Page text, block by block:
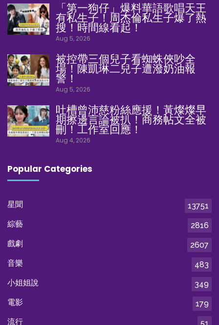
「第一狗仔」爆料華語歌唱天王
有私生子！周杰倫私生子爆了熱
搜！時間線看起！
Aug 5, 2026
被控帶三個兒子看蜘蛛俠吵全
場！陳凱琳二兒子遭潑奶油報
警！
Aug 5, 2026
吐槽曾沛慈粉絲應援！黃燦燦早
期擦邊言論被扒！商務帖文全被
刪！工作室回應！
Aug 4, 2026
Popular Categories
星聞
13751
綜藝
2816
戲劇
2607
音樂
483
小姐姐說
349
電影
179
流行
51